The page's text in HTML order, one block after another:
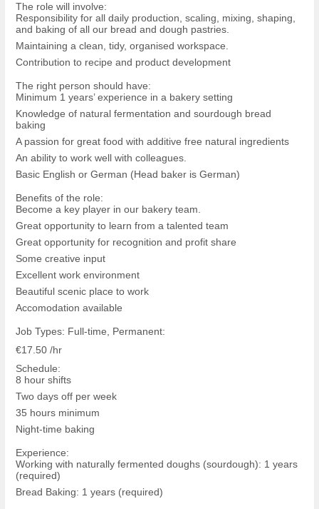
The role will involve:
Responsibility for all daily production, scaling, mixing, shaping,
and baking of all our bread and dough pastries.
Maintaining a clean, tidy, organised workspace.
Contribution to recipe and product development
The right person should have:
Minimum 1 years’ experience in a bakery setting
Knowledge of natural fermentation and sourdough bread
baking
A passion for great food with additive free natural ingredients
An ability to work well with colleagues.
Basic English or German (Head baker is German)
Benefits of the role:
Become a key player in our bakery team.
Great opportunity to learn from a talented team
Great opportunity for recognition and profit share
Some creative input
Excellent work environment
Beautiful scenic place to work
Accomodation available
Job Types: Full-time, Permanent:
€17.50 /hr
Schedule:
8 hour shifts
Two days off per week
35 hours minimum
Night-time baking
Experience:
Working with naturally fermented doughs (sourdough): 1 years
(required)
Bread Baking: 1 years (required)